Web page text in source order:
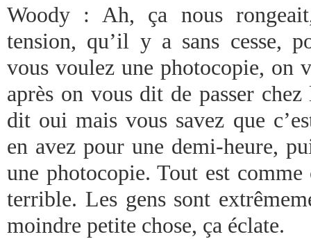
Woody : Ah, ça nous
tension, qu’il y a sans cesse,
vous voulez une photocopie, on
après on vous dit de passer
dit oui mais vous savez que
en avez pour une demi-heure,
une photocopie. Tout est
terrible. Les gens sont
moindre petite chose, ça éclate.